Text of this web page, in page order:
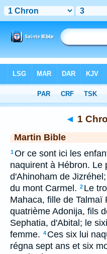
> 1 Chroniques 3
◄ 1
Martin Bible
1Or ce sont ici les
naquirent à Hébron. Le
d'Ahinoham de
du mont Carmel. 2 Le
Mahaca, fille de Talmaï
quatrième Adonija, fils
Sephatia, d'Abital; le
femme. 4 Ces six lui
régna sept ans et six